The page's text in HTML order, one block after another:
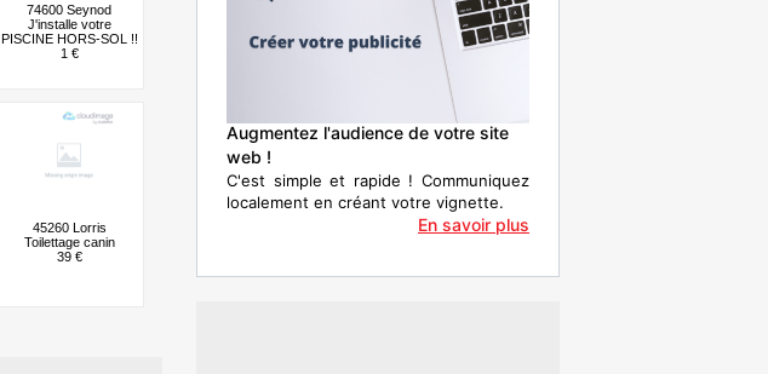
74600 Seynod
J'installe votre
PISCINE HORS-SOL !!
1 €
45260 Lorris
Toilettage canin
39 €
Augmentez l'audience de votre site
web !
C'est simple et rapide ! Communiquez
localement en créant votre vignette.
En savoir plus